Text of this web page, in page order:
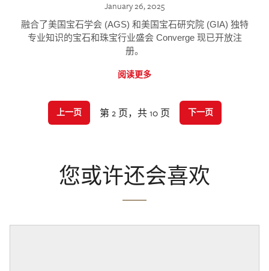
January 26, 2025
融合了美国宝石学会 (AGS) 和美国宝石研究院 (GIA) 独特
专业知识的宝石和珠宝行业盛会 Converge 现已开放注
册。
阅读更多
上一页 第 2 页，共 10 页 下一页
您或许还会喜欢